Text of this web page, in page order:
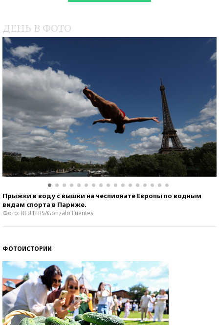
ДЕНЬ В ФОТО
Прыжки в воду с вышки на чеспионате Европы по водным
видам спорта в Париже.
Фото: REUTERS/Gonzalo Fuentes
ФОТОИСТОРИИ